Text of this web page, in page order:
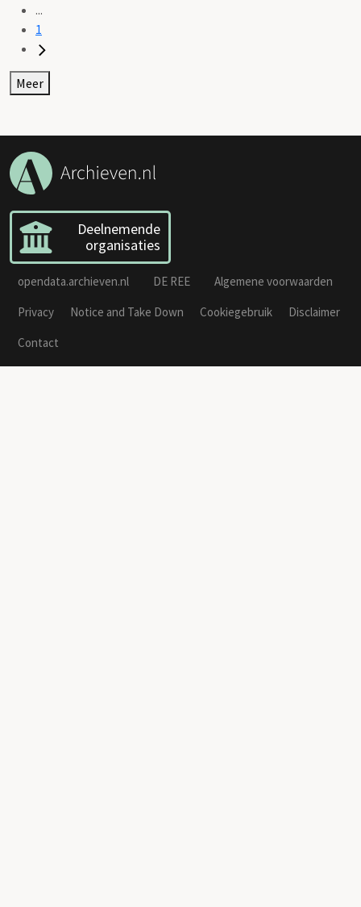
...
1
Meer
Deelnemende
organisaties
opendata.archieven.nl DE REE
Algemene voorwaarden
Privacy
Notice and Take Down Cookiegebruik
Disclaimer
Contact